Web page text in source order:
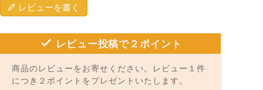
レビューを書く
レビュー投稿で２ポイント
商品のレビューをお寄せください。レビュー１件
につき２ポイントをプレゼントいたします。